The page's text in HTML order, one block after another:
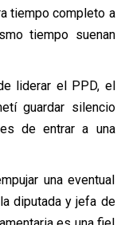
tiempo completo a
tiempo suenan
liderar el PPD, el
guardar silencio
de entrar a una
una eventual
diputada y jefa de